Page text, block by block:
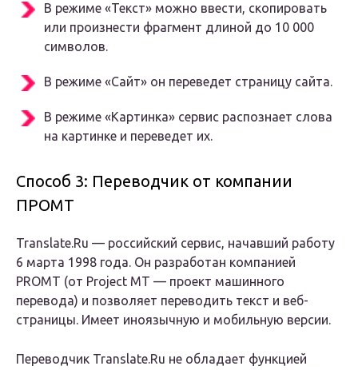
В режиме «Текст» можно ввести, скопировать
или произнести фрагмент длиной до 10 000
символов.
В режиме «Сайт» он переведет страницу сайта.
В режиме «Картинка» сервис распознает слова
на картинке и переведет их.
Способ 3: Переводчик от компании
ПРОМТ
Translate.Ru — российский сервис, начавший работу
6 марта 1998 года. Он разработан компанией
PROMT (от Project MT — проект машинного
перевода) и позволяет переводить текст и веб-
страницы. Имеет иноязычную и мобильную версии.
Переводчик Translate.Ru не обладает функцией